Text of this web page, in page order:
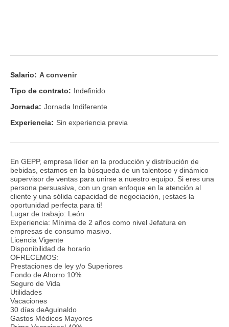
Salario: A convenir
Tipo de contrato: Indefinido
Jornada: Jornada Indiferente
Experiencia: Sin experiencia previa
En GEPP, empresa líder en la producción y distribución de
bebidas, estamos en la búsqueda de un talentoso y dinámico
supervisor de ventas para unirse a nuestro equipo. Si eres una
persona persuasiva, con un gran enfoque en la atención al
cliente y una sólida capacidad de negociación, ¡estaes la
oportunidad perfecta para ti!
Lugar de trabajo: León
Experiencia: Mínima de 2 años como nivel Jefatura en
empresas de consumo masivo.
Licencia Vigente
Disponibilidad de horario
OFRECEMOS:
Prestaciones de ley y/o Superiores
Fondo de Ahorro 10%
Seguro de Vida
Utilidades
Vacaciones
30 días deAguinaldo
Gastos Médicos Mayores